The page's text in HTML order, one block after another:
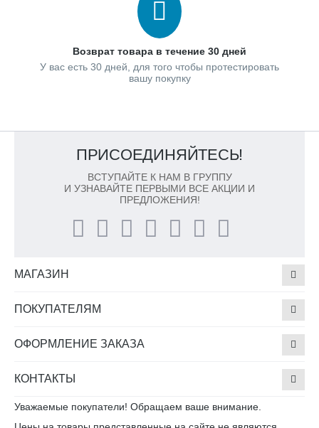
Возврат товара в течение 30 дней
У вас есть 30 дней, для того чтобы протестировать
вашу покупку
ПРИСОЕДИНЯЙТЕСЬ!
ВСТУПАЙТЕ К НАМ В ГРУППУ
И УЗНАВАЙТЕ ПЕРВЫМИ ВСЕ АКЦИИ И
ПРЕДЛОЖЕНИЯ!
МАГАЗИН
ПОКУПАТЕЛЯМ
ОФОРМЛЕНИЕ ЗАКАЗА
КОНТАКТЫ
Уважаемые покупатели! Обращаем ваше внимание.